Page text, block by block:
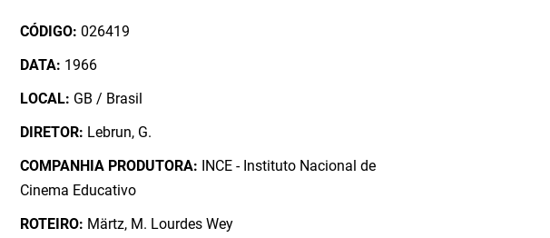
CÓDIGO: 026419
DATA: 1966
LOCAL: GB / Brasil
DIRETOR: Lebrun, G.
COMPANHIA PRODUTORA: INCE - Instituto Nacional de
Cinema Educativo
ROTEIRO: Märtz, M. Lourdes Wey